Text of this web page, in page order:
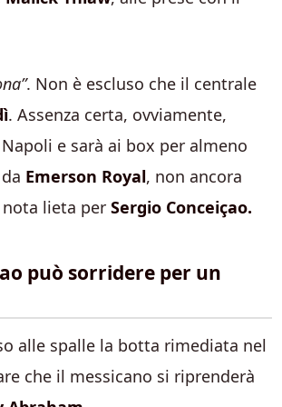
. Non è escluso che il centrale
. Assenza certa, ovviamente,
e sarà ai box per almeno
Emerson Royal, non ancora
lieta per Sergio Conceiçao.
può sorridere per un
alle spalle la botta rimediata nel
che il messicano si riprenderà